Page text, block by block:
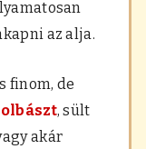
az alja.
finom, de
, sült
akár